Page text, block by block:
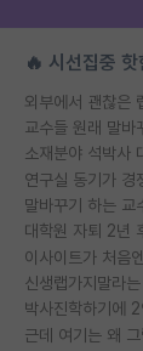
🔥 시선집중
외부에서 괜찮은
교수들 원래 말바
소재분야 석박사
연구실 동기가 경
말바꾸기 하는 교
대학원 자퇴 2년
이사이트가 처음
신생랩가지말라
근데 여기는 왜